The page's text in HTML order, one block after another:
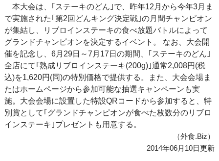
本大会は、｢ステーキのどん｣で、昨年12月から今年3月ま
で実施された｢第2回どんキング決定戦｣の月間チャンピオン
が集結し、リブロインステーキの食べ放題バトルによって
グランドチャンピオンを決定するイベント。 なお、大会開
催を記念し、6月29日～7月17日の期間、｢ステーキのどん｣
全店にて｢熟成リブロインステーキ(200g)｣通常2,008円(税
込)を1,620円(同)の特別価格で提供する。また、大会会場ま
たはホームページから参加可能な抽選キャンペーンも実
施。大会会場に設置した特設QRコードから参加すると、特
別賞として｢グランドチャンピオンが食べた枚数分のリブロ
インステーキ｣プレゼントも用意する。
（外食.Biz）
2014年06月10日更新